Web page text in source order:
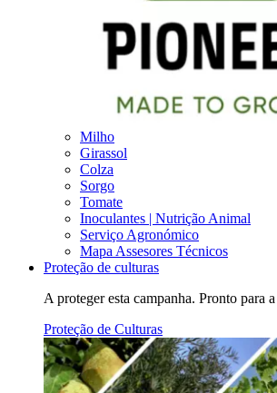
Milho
Girassol
Colza
Sorgo
Tomate
Inoculantes | Nutrição Animal
Serviço Agronómico
Mapa Assesores Técnicos
Proteção de culturas
A proteger esta campanha. Pronto para
Proteção de Culturas